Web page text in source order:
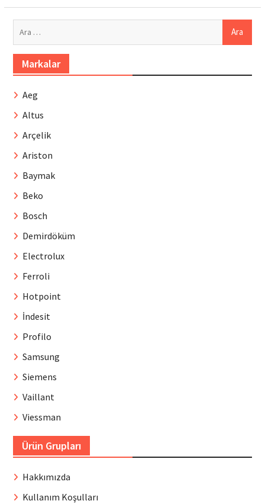
Markalar
Aeg
Altus
Arçelik
Ariston
Baymak
Beko
Bosch
Demirdöküm
Electrolux
Ferroli
Hotpoint
İndesit
Profilo
Samsung
Siemens
Vaillant
Viessman
Ürün Grupları
Hakkımızda
Kullanım Koşulları